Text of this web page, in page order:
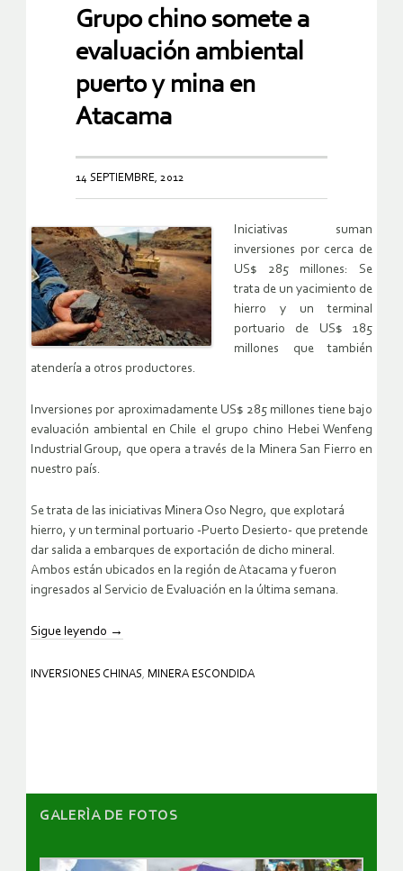
Grupo chino somete a
evaluación ambiental
puerto y mina en
Atacama
14 SEPTIEMBRE, 2012
Iniciativas suman
inversiones por cerca de
US$ 285 millones: Se
trata de un yacimiento de
hierro y un terminal
portuario de US$ 185
millones que también
atendería a otros productores.
Inversiones por aproximadamente US$ 285 millones tiene bajo
evaluación ambiental en Chile el grupo chino Hebei Wenfeng
Industrial Group, que opera a través de la Minera San Fierro en
nuestro país.
Se trata de las iniciativas Minera Oso Negro, que explotará
hierro, y un terminal portuario -Puerto Desierto- que pretende
dar salida a embarques de exportación de dicho mineral.
Ambos están ubicados en la región de Atacama y fueron
ingresados al Servicio de Evaluación en la última semana.
Sigue leyendo →
INVERSIONES CHINAS, MINERA ESCONDIDA
GALERÌA DE FOTOS